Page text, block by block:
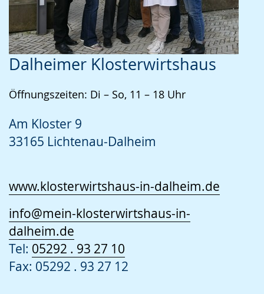
Dalheimer Klosterwirtshaus
Öffnungszeiten: Di – So, 11 – 18 Uhr
Am Kloster 9
33165 Lichtenau-Dalheim
www.klosterwirtshaus-in-dalheim.de
info@mein-klosterwirtshaus-in-
dalheim.de
Tel: 05292 . 93 27 10
Fax: 05292 . 93 27 12